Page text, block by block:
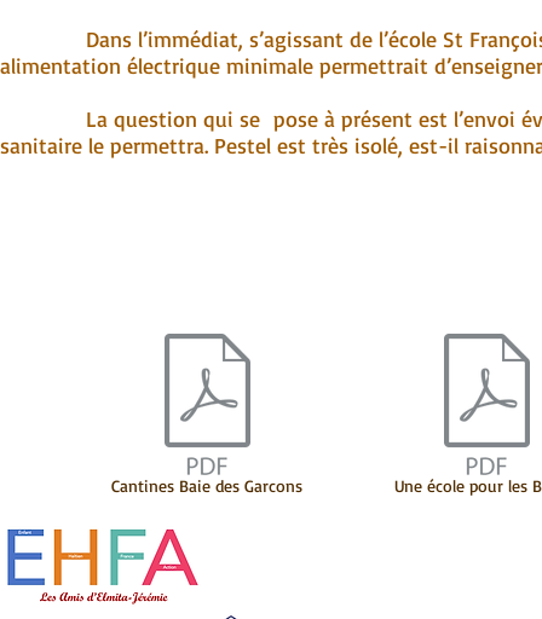
Dans l’immédiat, s’agissant de l’école St François
alimentation électrique minimale permettrait
La question qui se pose à présent est l’envoi
sanitaire le permettra. Pestel est très isolé, est-il
Cantines Baie des Garcons Une école pour les